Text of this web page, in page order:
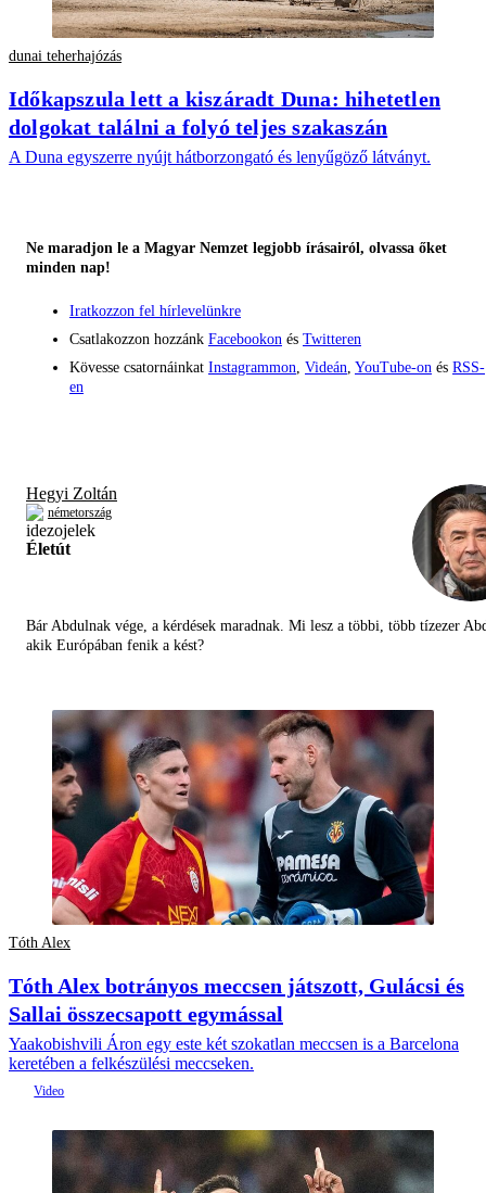
dunai teherhajózás
Időkapszula lett a kiszáradt Duna: hihetetlen
dolgokat találni a folyó teljes szakaszán
A Duna egyszerre nyújt hátborzongató és lenyűgöző látványt.
Ne maradjon le a Magyar Nemzet legjobb írásairól, olvassa őket
minden nap!
Iratkozzon fel hírlevelünkre
Csatlakozzon hozzánk Facebookon és Twitteren
Kövesse csatornáinkat Instagrammon Videán YouTube-on és RSS-
en
Hegyi Zoltán
németország
Életút
Bár Abdulnak vége, a kérdések maradnak. Mi lesz a többi, több tízezer
akik Európában fenik a kést?
Tóth Alex
Tóth Alex botrányos meccsen játszott, Gulácsi és
Sallai összecsapott egymással
Yaakobishvili Áron egy este két szokatlan meccsen is a Barcelona
keretében a felkészülési meccseken.